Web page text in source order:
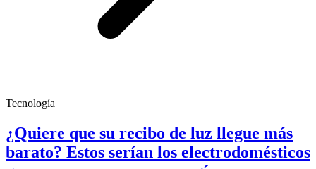
Tecnología
¿Quiere que su recibo de luz llegue más
barato? Estos serían los electrodomésticos